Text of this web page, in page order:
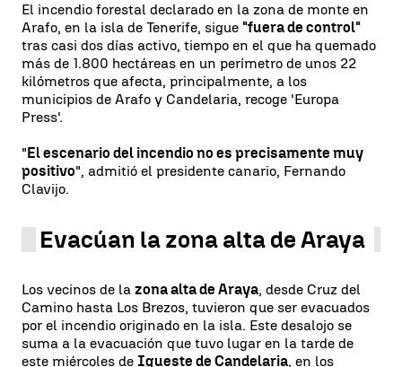
El incendio forestal declarado en la zona de monte en
Arafo, en la isla de Tenerife, sigue "fuera de control"
tras casi dos días activo, tiempo en el que ha quemado
más de 1.800 hectáreas en un perímetro de unos 22
kilómetros que afecta, principalmente, a los
municipios de Arafo y Candelaria, recoge 'Europa
Press'.
"El escenario del incendio no es precisamente muy
positivo", admitió el presidente canario, Fernando
Clavijo.
Evacúan la zona alta de Araya
Los vecinos de la zona alta de Araya, desde Cruz del
Camino hasta Los Brezos, tuvieron que ser evacuados
por el incendio originado en la isla. Este desalojo se
suma a la evacuación que tuvo lugar en la tarde de
este miércoles de Igueste de Candelaria, en los